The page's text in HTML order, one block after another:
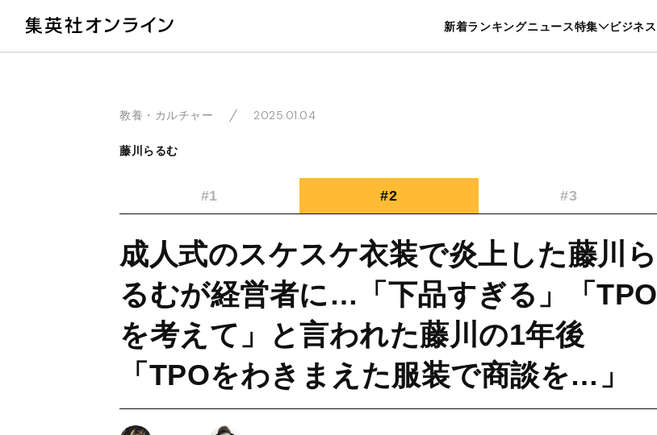
新着ランキングニュース特集 ビジネス
暮らし スポーツ ヘルスケア 美容
教養・カルチャー 2025.01.04
藤川らるむ
#1 #2 #3
成人式のスケスケ衣装で炎上した藤川ら
るむが経営者に…「下品すぎる」「TPO
を考えて」と言われた藤川の1年後
「TPOをわきまえた服装で商談を…」